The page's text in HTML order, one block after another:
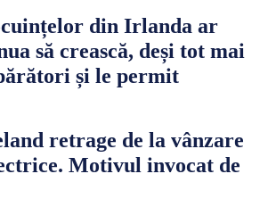
din Irlanda ar
să crească, deși tot mai
și le permit
retrage de la vânzare
Motivul invocat de